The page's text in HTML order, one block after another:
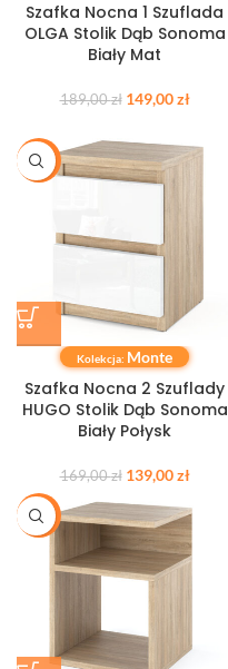
Szafka Nocna 1 Szuflada
OLGA Stolik Dąb Sonoma
Biały Mat
189,00zł 149,00zł
-18%
Kolekcja: Monte
Szafka Nocna 2 Szuflady
HUGO Stolik Dąb Sonoma
Biały Połysk
169,00zł 139,00zł
-17%